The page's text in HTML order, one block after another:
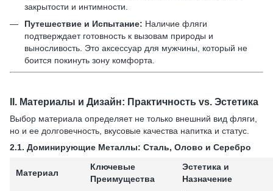
закрытости и интимности.
Путешествие и Испытание: Наличие фляги
подтверждает готовность к вызовам природы и
выносливость. Это аксессуар для мужчины, который не
боится покинуть зону комфорта.
II. Материалы и Дизайн: Практичность vs. Эстетика
Выбор материала определяет не только внешний вид фляги,
но и ее долговечность, вкусовые качества напитка и статус.
2.1. Доминирующие Металлы: Сталь, Олово и Серебро
Материал
Ключевые
Преимущества
Эстетика и
Назначение